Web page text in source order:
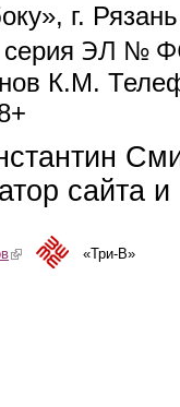
г.
ЭЛ №
К.М.
e-mail)
сайта
(link is external)«Три-В»